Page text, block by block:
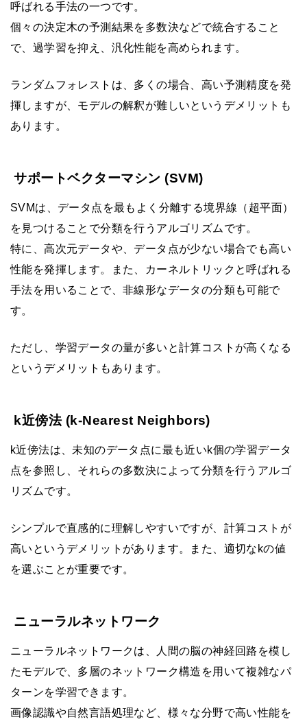
呼ばれる手法の一つです。
個々の決定木の予測結果を多数決などで統合すること
で、過学習を抑え、汎化性能を高められます。
ランダムフォレストは、多くの場合、高い予測精度を発
揮しますが、モデルの解釈が難しいというデメリットも
あります。
サポートベクターマシン (SVM)
SVMは、データ点を最もよく分離する境界線（超平面）
を見つけることで分類を行うアルゴリズムです。
特に、高次元データや、データ点が少ない場合でも高い
性能を発揮します。また、カーネルトリックと呼ばれる
手法を用いることで、非線形なデータの分類も可能で
す。
ただし、学習データの量が多いと計算コストが高くなる
というデメリットもあります。
k近傍法 (k-Nearest Neighbors)
k近傍法は、未知のデータ点に最も近いk個の学習データ
点を参照し、それらの多数決によって分類を行うアルゴ
リズムです。
シンプルで直感的に理解しやすいですが、計算コストが
高いというデメリットがあります。また、適切なkの値
を選ぶことが重要です。
ニューラルネットワーク
ニューラルネットワークは、人間の脳の神経回路を模し
たモデルで、多層のネットワーク構造を用いて複雑なパ
ターンを学習できます。
画像認識や自然言語処理など、様々な分野で高い性能を